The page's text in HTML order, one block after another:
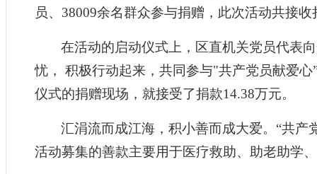
员、 38009余名群众参与捐赠，此次活动共接收
在活动的启动仪式上，区直机关党员代表
忧，
积极行动起来，共同参与"共产党员献爱心
仪式的捐赠现场，就接受了捐款14.38万元。
汇涓流而成江海，积小善而成大爱。 “共产
活动募集的善款主要用于医疗救助、助老助学